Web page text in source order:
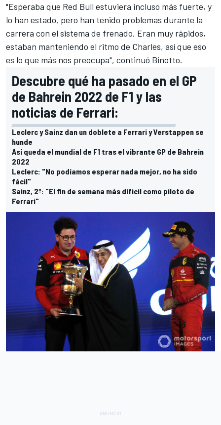
"Esperaba que Red Bull estuviera incluso más fuerte, y
lo han estado, pero han tenido problemas durante la
carrera con el sistema de frenado. Eran muy rápidos,
estaban manteniendo el ritmo de Charles, así que eso
es lo que más nos preocupa", continuó Binotto.
Descubre qué ha pasado en el GP
de Bahrein 2022 de F1 y las
noticias de Ferrari:
Leclerc y Sainz dan un doblete a Ferrari y Verstappen se
hunde
Así queda el mundial de F1 tras el vibrante GP de Bahrein
2022
Leclerc: "No podíamos esperar nada mejor, no ha sido
fácil"
Sainz, 2º: "El fin de semana más difícil como piloto de
Ferrari"